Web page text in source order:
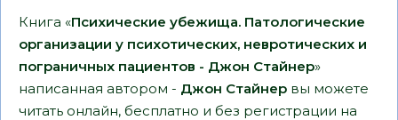
Книга «Психические убежища. Патологические
организации у психотических, невротических и
пограничных пациентов - Джон Стайнер»
написанная автором - Джон Стайнер вы можете
читать онлайн, бесплатно и без регистрации на